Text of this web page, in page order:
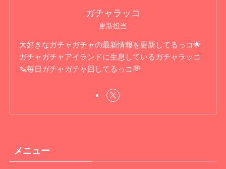
ガチャラッコ
更新担当
大好きなガチャガチャの最新情報を更新してるっコ🌟
ガチャガチャアイランドに生息しているガチャラッコ
🦦毎日ガチャガチャ回してるっコ💭
メニュー